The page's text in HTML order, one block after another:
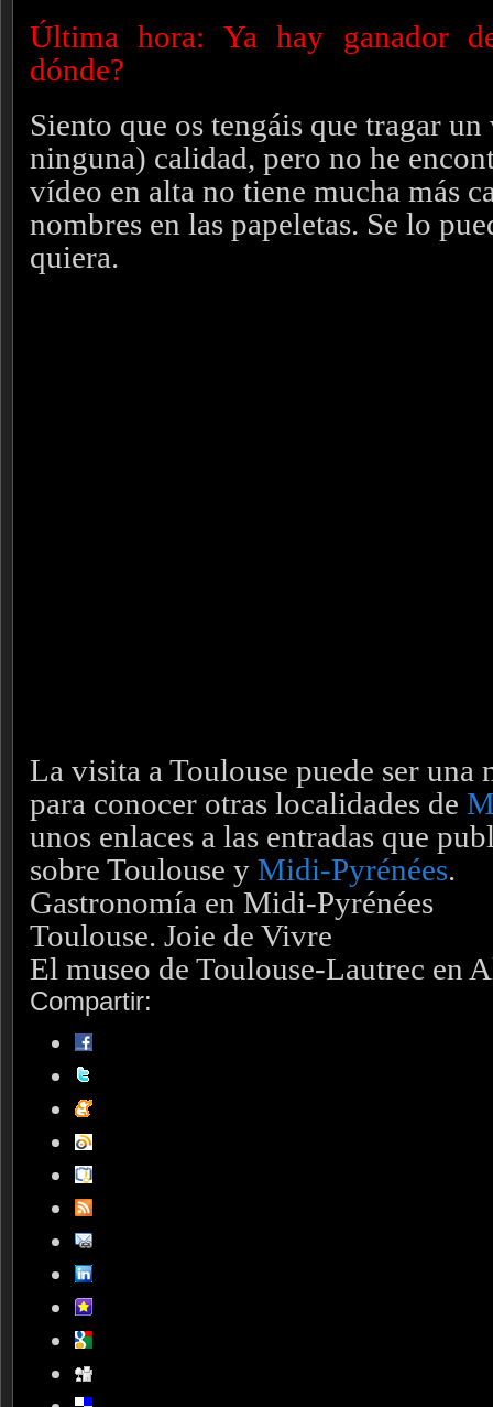
Última hora: Ya hay ganador
dónde?
Siento que os tengáis que tragar
ninguna) calidad, pero no he
vídeo en alta no tiene mucha más
nombres en las papeletas. Se lo
quiera.
La visita a Toulouse puede ser
para conocer otras localidades de
unos enlaces a las entradas que
sobre Toulouse y Midi-Pyrénées.
Gastronomía en Midi-Pyrénées
Toulouse. Joie de Vivre
El museo de Toulouse-Lautrec en
Compartir: